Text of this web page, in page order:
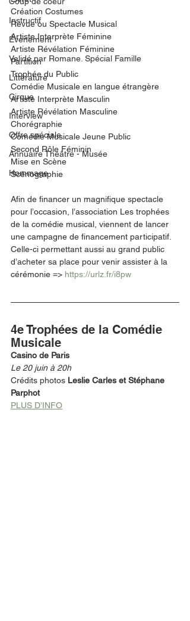
Instructif
Événement
Validé par Romane. Spécial Famille
Littérature
Cirque
Interview
Offre spéciale
Annuaire Théâtre - Musée
Hommage
Création Costumes
Revue ou Spectacle Musical
Artiste Interprète Féminine
Artiste Révélation Féminine
Partition
Trophée du Public
Comédie Musicale en langue étrangère
Artiste Interprète Masculin
Artiste Révélation Masculine
Chorégraphie
Comédie Musicale Jeune Public
Second Rôle Féminin
Mise en Scène
Scénographie
Afin de financer un magnifique spectacle
pour l’occasion, l’association Les trophées
de la comédie musical, viennent de lancer
une campagne de financement participatif.
Celle-ci permettant aussi au grand public
d’acheter sa place pour venir assister à la
cérémonie => https://urlz.fr/i8pw
4e Trophées de la Comédie
Musicale
Casino de Paris
Le 20 juin à 20h
Crédits photos Leslie Carles et Stéphane
Parphot
PLUS D’INFO